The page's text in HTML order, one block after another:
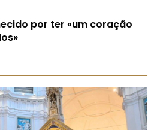
por ter «um coração